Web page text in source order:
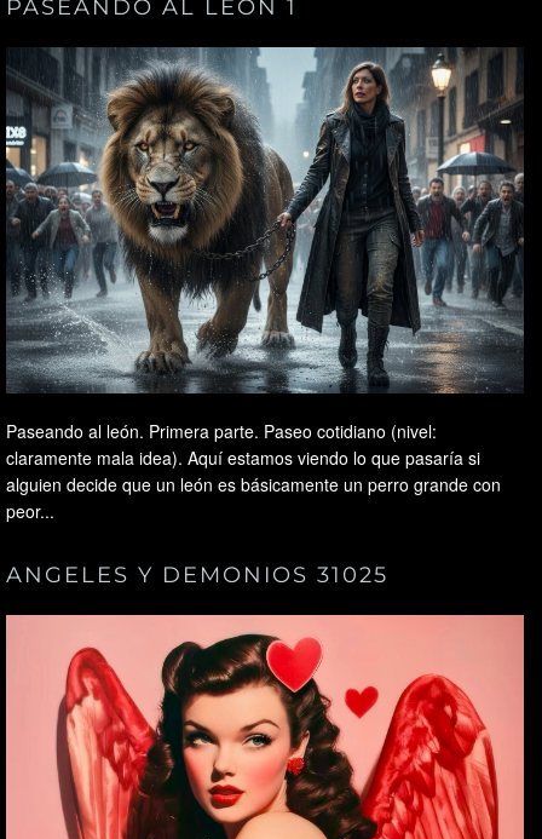
PASEANDO AL LEÓN 1
Paseando al león. Primera parte. Paseo cotidiano (nivel:
claramente mala idea). Aquí estamos viendo lo que pasaría si
alguien decide que un león es básicamente un perro grande con
peor...
ANGELES Y DEMONIOS 31025